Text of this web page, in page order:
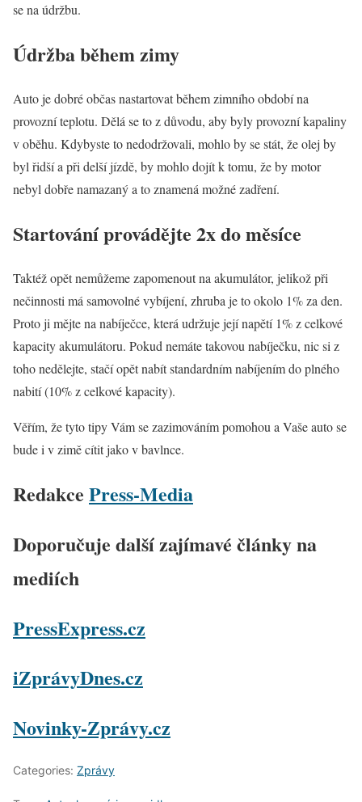
se na údržbu.
Údržba během zimy
Auto je dobré občas nastartovat během zimního období na
provozní teplotu. Dělá se to z důvodu, aby byly provozní kapaliny
v oběhu. Kdybyste to nedodržovali, mohlo by se stát, že olej by
byl řidší a při delší jízdě, by mohlo dojít k tomu, že by motor
nebyl dobře namazaný a to znamená možné zadření.
Startování provádějte 2x do měsíce
Taktéž opět nemůžeme zapomenout na akumulátor, jelikož při
nečinnosti má samovolné vybíjení, zhruba je to okolo 1% za den.
Proto ji mějte na nabíječce, která udržuje její napětí 1% z celkové
kapacity akumulátoru. Pokud nemáte takovou nabíječku, nic si z
toho nedělejte, stačí opět nabít standardním nabíjením do plného
nabití (10% z celkové kapacity).
Věřím, že tyto tipy Vám se zazimováním pomohou a Vaše auto se
bude i v zimě cítit jako v bavlnce.
Redakce Press-Media
Doporučuje další zajímavé články na
mediích
PressExpress.cz
iZprávyDnes.cz
Novinky-Zprávy.cz
Categories: Zprávy